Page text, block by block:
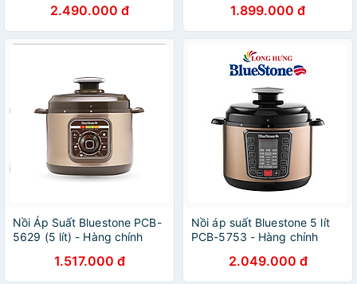
2.490.000 đ 1.899.000 đ
Nồi Áp Suất Bluestone PCB-
5629 (5 lít) - Hàng chính
1.517.000 đ
Nồi áp suất Bluestone 5 lít
PCB-5753 - Hàng chính
2.049.000 đ